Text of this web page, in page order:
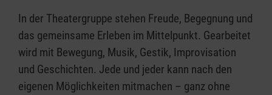
In der Theatergruppe stehen Freude, Begegnung und
das gemeinsame Erleben im Mittelpunkt. Gearbeitet
wird mit Bewegung, Musik, Gestik, Improvisation
und Geschichten. Jede und jeder kann nach den
eigenen Möglichkeiten mitmachen – ganz ohne